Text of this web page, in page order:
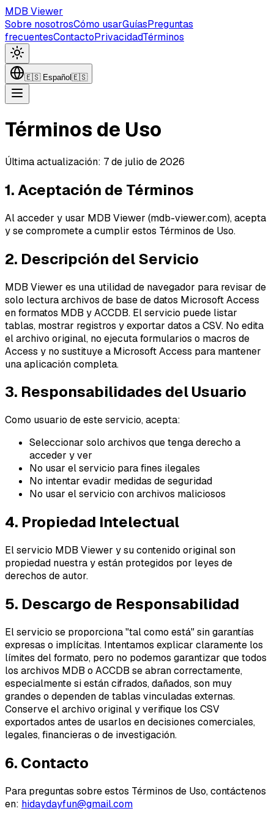
MDB Viewer
Sobre nosotrosCómo usarGuíasPreguntas
frecuentesContactoPrivacidadTérminos
🇪🇸 Español 🇪🇸
Términos de Uso
Última actualización: 7 de julio de 2026
1. Aceptación de Términos
Al acceder y usar MDB Viewer (mdb-viewer.com), acepta
y se compromete a cumplir estos Términos de Uso.
2. Descripción del Servicio
MDB Viewer es una utilidad de navegador para revisar de
solo lectura archivos de base de datos Microsoft Access
en formatos MDB y ACCDB. El servicio puede listar
tablas, mostrar registros y exportar datos a CSV. No edita
el archivo original, no ejecuta formularios o macros de
Access y no sustituye a Microsoft Access para mantener
una aplicación completa.
3. Responsabilidades del Usuario
Como usuario de este servicio, acepta:
Seleccionar solo archivos que tenga derecho a
acceder y ver
No usar el servicio para fines ilegales
No intentar evadir medidas de seguridad
No usar el servicio con archivos maliciosos
4. Propiedad Intelectual
El servicio MDB Viewer y su contenido original son
propiedad nuestra y están protegidos por leyes de
derechos de autor.
5. Descargo de Responsabilidad
El servicio se proporciona "tal como está" sin garantías
expresas o implícitas. Intentamos explicar claramente los
límites del formato, pero no podemos garantizar que todos
los archivos MDB o ACCDB se abran correctamente,
especialmente si están cifrados, dañados, son muy
grandes o dependen de tablas vinculadas externas.
Conserve el archivo original y verifique los CSV
exportados antes de usarlos en decisiones comerciales,
legales, financieras o de investigación.
6. Contacto
Para preguntas sobre estos Términos de Uso, contáctenos
en: hidaydayfun@gmail.com